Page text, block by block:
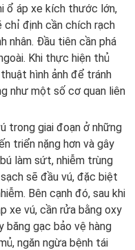
ổ áp xe kích thước lớn,
định cần chích rạch
nhân. Đầu tiên cần phá
Khi thực hiện thủ
hình ảnh để tránh
như một số cơ quan liên
trong giai đoạn ở những
triển nặng hơn và gây
làm sứt, nhiễm trùng
sẽ đầu vú, đặc biệt
Bên cạnh đó, sau khi
xe vú, cần rửa bằng oxy
băng gạc bảo vệ hàng
ngăn ngừa bệnh tái